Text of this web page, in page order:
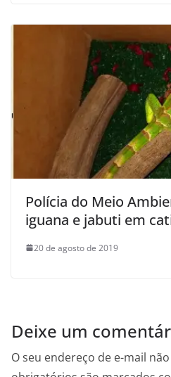
Polícia do Meio
iguana e jabuti em
20 de agosto de 2019
Deixe um
O seu endereço de e-mail